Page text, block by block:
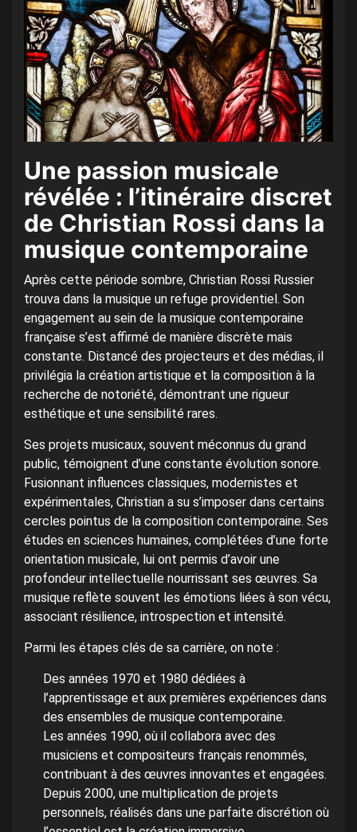
Une passion musicale
révélée : l’itinéraire discret
de Christian Rossi dans la
musique contemporaine
Après cette période sombre, Christian Rossi Russier
trouva dans la musique un refuge providentiel. Son
engagement au sein de la musique contemporaine
française s’est affirmé de manière discrète mais
constante. Distancé des projecteurs et des médias, il
privilégia la création artistique et la composition à la
recherche de notoriété, démontrant une rigueur
esthétique et une sensibilité rares.
Ses projets musicaux, souvent méconnus du grand
public, témoignent d’une constante évolution sonore.
Fusionnant influences classiques, modernistes et
expérimentales, Christian a su s’imposer dans certains
cercles pointus de la composition contemporaine. Ses
études en sciences humaines, complétées d’une forte
orientation musicale, lui ont permis d’avoir une
profondeur intellectuelle nourrissant ses œuvres. Sa
musique reflète souvent les émotions liées à son vécu,
associant résilience, introspection et intensité.
Parmi les étapes clés de sa carrière, on note :
Des années 1970 et 1980 dédiées à
l’apprentissage et aux premières expériences dans
des ensembles de musique contemporaine.
Les années 1990, où il collabora avec des
musiciens et compositeurs français renommés,
contribuant à des œuvres innovantes et engagées.
Depuis 2000, une multiplication de projets
personnels, réalisés dans une parfaite discrétion où